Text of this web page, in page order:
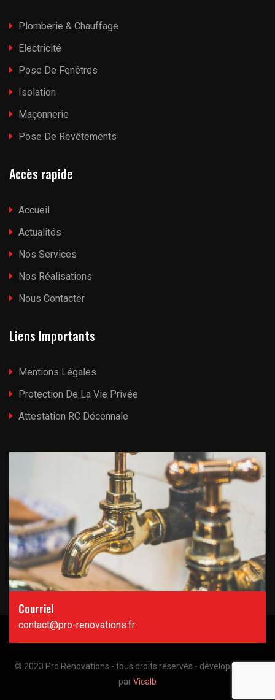
Plomberie & Chauffage
Electricité
Pose De Fenêtres
Isolation
Maçonnerie
Pose De Revêtements
Accès rapide
Accueil
Actualités
Nos Services
Nos Réalisations
Nous Contacter
Liens Importants
Mentions Légales
Protection De La Vie Privée
Attestation RC Décennale
Courriel
contact@pro-renovations.fr
© 2023 Pro Rénovations - tous droits réservés - développement
parVicalb